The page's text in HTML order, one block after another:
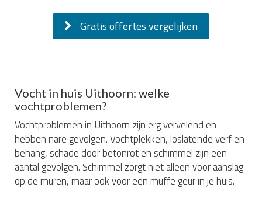
Gratis offertes vergelijken
Vocht in huis Uithoorn: welke
vochtproblemen?
Vochtproblemen in Uithoorn zijn erg vervelend en
hebben nare gevolgen. Vochtplekken, loslatende verf en
behang, schade door betonrot en schimmel zijn een
aantal gevolgen. Schimmel zorgt niet alleen voor aanslag
op de muren, maar ook voor een muffe geur in je huis.